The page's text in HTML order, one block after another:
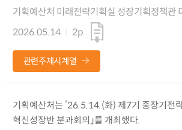
기획예산처 미래전략기획실 성장기획정책관
2026.05.14
2p
관련주제시계열
기획예산처는 ’26.5.14.(화) 제7기 중장기전
혁신성장반 분과회의」를 개최했다.